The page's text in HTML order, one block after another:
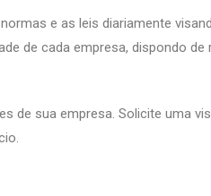
e as leis diariamente
de cada empresa, dispondo
de sua empresa. Solicite uma